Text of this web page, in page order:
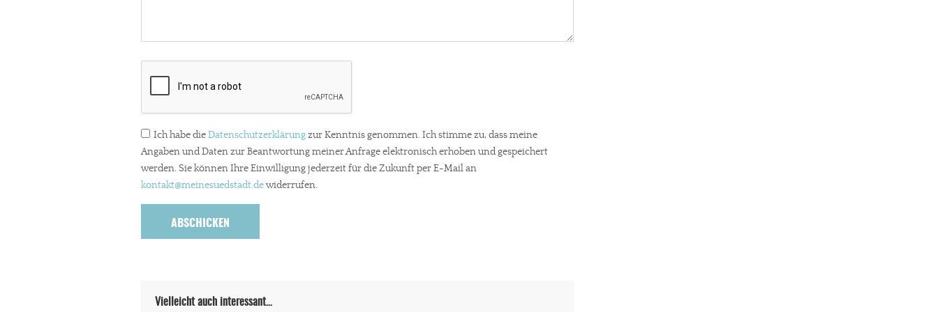
Ich habe dieDatenschutzerklärungzur Kenntnis genommen. Ich stimme zu, dass meine
Angaben und Daten zur Beantwortung meiner Anfrage elektronisch erhoben und gespeichert
werden. Sie können Ihre Einwilligung jederzeit für die Zukunft per E-Mail an
kontakt@meinesuedstadt.dewiderrufen.
Vielleicht auch interessant…